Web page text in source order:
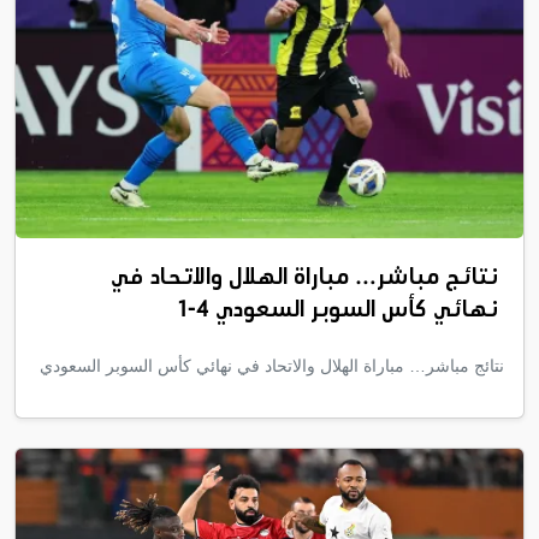
نتائج مباشر… مباراة الهلال والاتحاد في
نهائي كأس السوبر السعودي 4-1
نتائج مباشر… مباراة الهلال والاتحاد في نهائي كأس السوبر السعودي